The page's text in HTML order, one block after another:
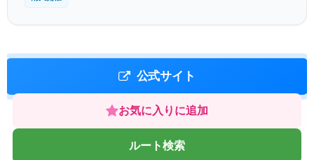
公式サイト
お気に入りに追加
ルート検索